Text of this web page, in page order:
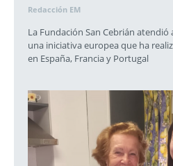
Redacción EM
La Fundación San Cebrián
una iniciativa europea que ha
en España, Francia y Portugal